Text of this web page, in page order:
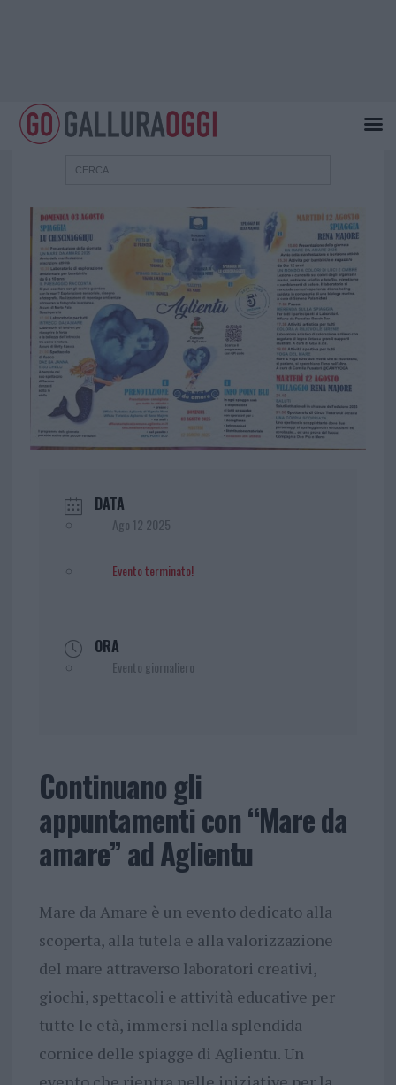
DATA
Ago 12 2025
Evento terminato!
ORA
Evento giornaliero
Continuano gli
appuntamenti con “Mare da
amare” ad Aglientu
Mare da Amare è un evento dedicato alla
scoperta, alla tutela e alla valorizzazione
del mare attraverso laboratori creativi,
giochi, spettacoli e attività educative per
tutte le età, immersi nella splendida
cornice delle spiagge di Aglientu. Un